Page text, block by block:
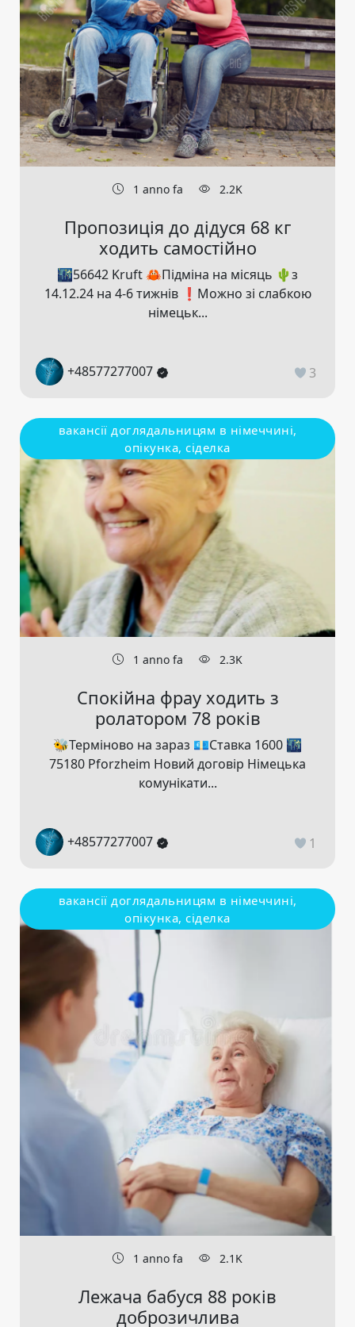
1 anno fa 2.2K
Пропозиція до дідуся 68 кг
ходить самостійно
🌃56642 Kruft 🦀Підміна на місяць 🌵з
14.12.24 на 4-6 тижнів ❗️Можно зі слабкою
німецьк...
+48577277007 3
вакансії доглядальницям в німеччині,
опікунка, сіделка
1 anno fa 2.3K
Спокійна фрау ходить з
ролатором 78 років
🐝Терміново на зараз 💶Ставка 1600 🌃
75180 Pforzheim Новий договір Німецька
комунікати...
+48577277007 1
вакансії доглядальницям в німеччині,
опікунка, сіделка
1 anno fa 2.1K
Лежача бабуся 88 років
доброзичлива